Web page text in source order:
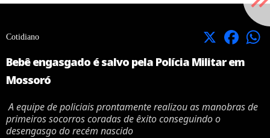
Cotidiano X Facebook
Bebê engasgado é salvo pela Polícia Militar em
Mossoró
A equipe de policiais prontamente realizou as manobras de
primeiros socorros coradas de êxito conseguindo o
desengasgo do recém nascido